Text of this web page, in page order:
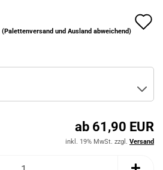
(Palettenversand und Ausland abweichend)
ab 61,90 EUR
inkl. 19% MwSt. zzgl. Versand